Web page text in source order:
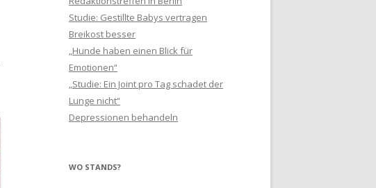
Studie: Gestillte Babys vertragen
Breikost besser
„Hunde haben einen Blick für
Emotionen“
„Studie: Ein Joint pro Tag schadet der
Lunge nicht“
Depressionen behandeln
WO STANDS?